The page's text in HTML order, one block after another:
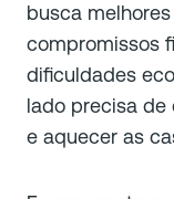
busca
compromissos
dificuldades
lado precisa de
e aquecer as